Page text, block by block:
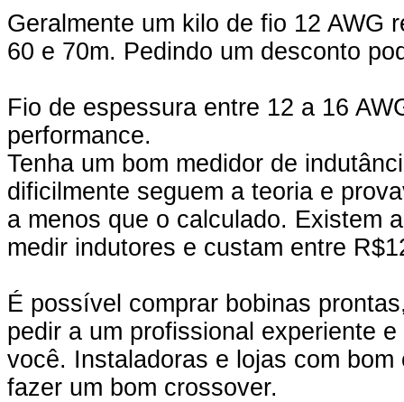
Geralmente um kilo de fio 12 AWG
60 e 70m. Pedindo um desconto
Fio de espessura entre 12 a 16
performance.
Tenha um bom medidor de
dificilmente seguem a teoria e
a menos que o calculado. Existem
medir indutores e custam entre
É possível comprar bobinas
pedir a um profissional experiente
você. Instaladoras e lojas com
fazer um bom crossover.